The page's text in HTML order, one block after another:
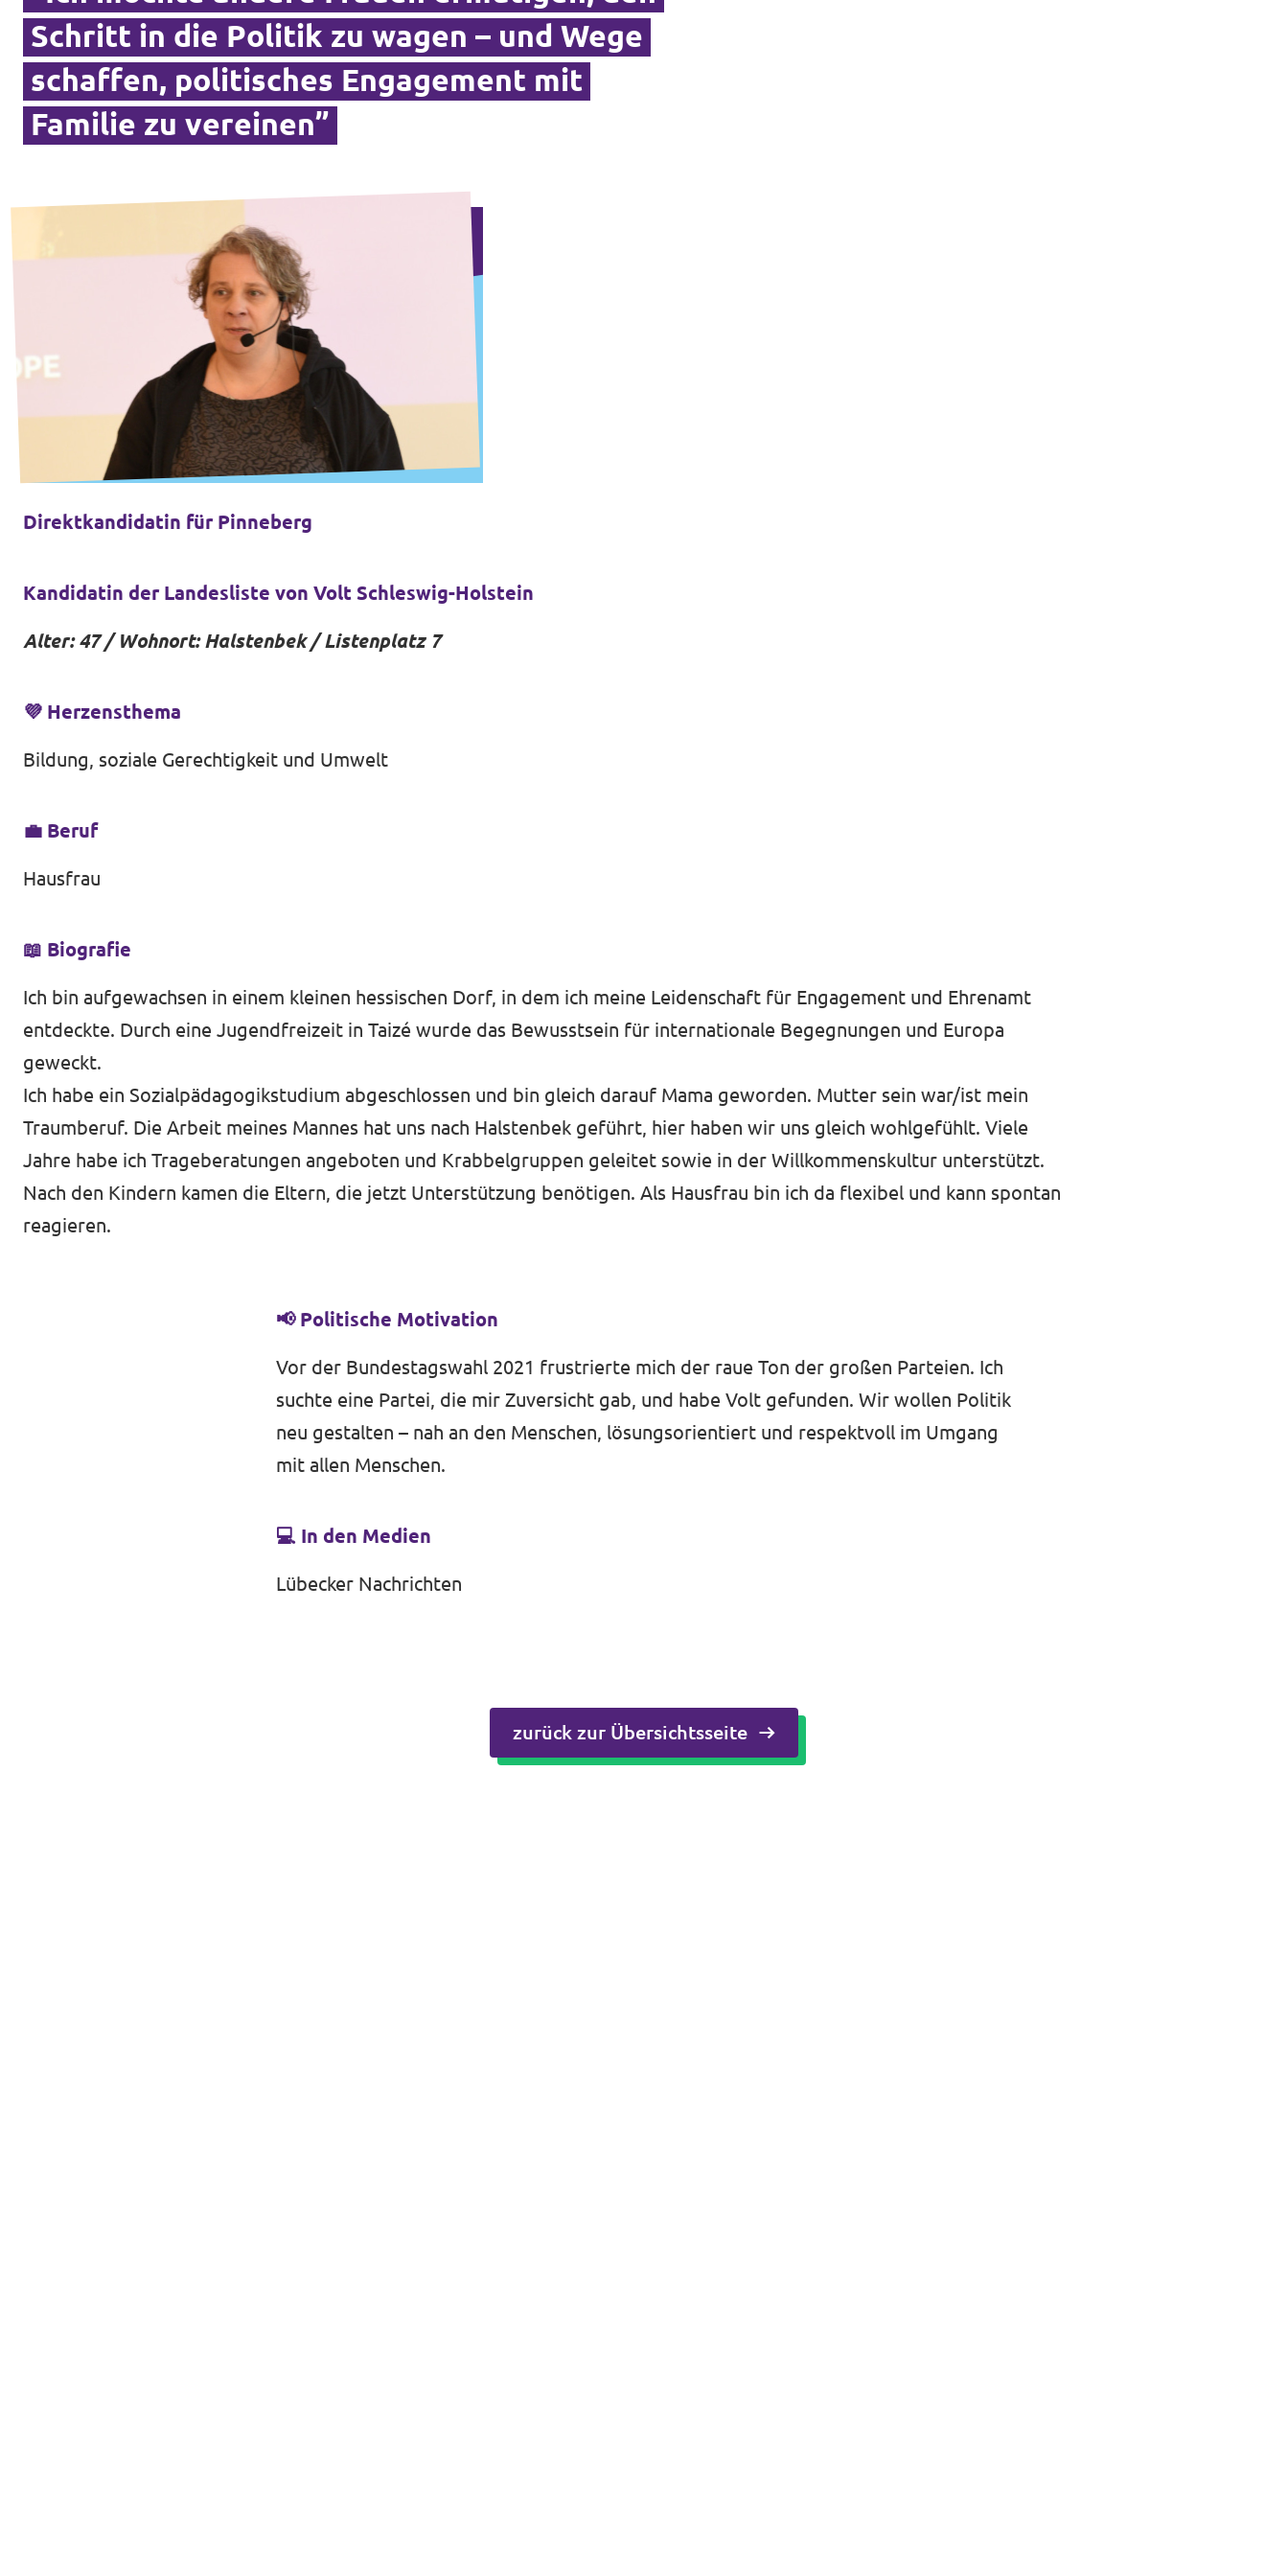
Transparenz
Datenschutz
Impressum
Schritt in die Politik zu wagen – und Wege
schaffen, politisches Engagement mit
Familie zu vereinen”
Direktkandidatin für Pinneberg
Kandidatin der Landesliste von Volt Schleswig-Holstein
Alter: 47 / Wohnort: Halstenbek / Listenplatz 7
💜 Herzensthema
Bildung, soziale Gerechtigkeit und Umwelt
💼 Beruf
Hausfrau
📖 Biografie
Ich bin aufgewachsen in einem kleinen hessischen Dorf, in dem ich meine Leidenschaft für Engagement und Ehrenamt
entdeckte. Durch eine Jugendfreizeit in Taizé wurde das Bewusstsein für internationale Begegnungen und Europa
geweckt.
Ich habe ein Sozialpädagogikstudium abgeschlossen und bin gleich darauf Mama geworden. Mutter sein war/ist mein
Traumberuf. Die Arbeit meines Mannes hat uns nach Halstenbek geführt, hier haben wir uns gleich wohlgefühlt. Viele
Jahre habe ich Trageberatungen angeboten und Krabbelgruppen geleitet sowie in der Willkommenskultur unterstützt.
Nach den Kindern kamen die Eltern, die jetzt Unterstützung benötigen. Als Hausfrau bin ich da flexibel und kann spontan
reagieren.
📢 Politische Motivation
Vor der Bundestagswahl 2021 frustrierte mich der raue Ton der großen Parteien. Ich
suchte eine Partei, die mir Zuversicht gab, und habe Volt gefunden. Wir wollen Politik
neu gestalten – nah an den Menschen, lösungsorientiert und respektvoll im Umgang
mit allen Menschen.
💻 In den Medien
Lübecker Nachrichten
zurück zur Übersichtsseite